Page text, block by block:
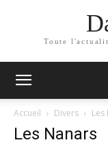
Toute
Accueil Divers Les
Les Nanars